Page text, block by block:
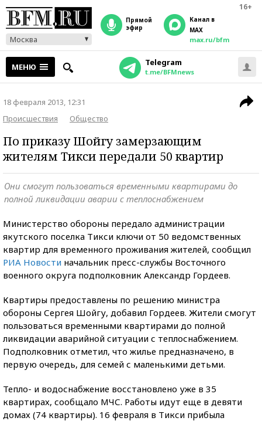
16+
Москва
прямой
эфир
Канал в
MAX
max.ru/bfm
МЕНЮ Telegram
t.me/BFMnews
18 февраля 2013, 12:31
Происшествия
Общество
По приказу Шойгу замерзающим
жителям Тикси передали 50 квартир
Они смогут пользоваться временными квартирами до
полной ликвидации аварии с теплоснабжением
Министерство обороны передало администрации
якутского поселка Тикси ключи от 50 ведомственных
квартир для временного проживания жителей, сообщил
РИА Новости начальник пресс-службы Восточного
военного округа подполковник Александр Гордеев.
Квартиры предоставлены по решению министра
обороны Сергея Шойгу, добавил Гордеев. Жители смогут
пользоваться временными квартирами до полной
ликвидации аварийной ситуации с теплоснабжением.
Подполковник отметил, что жилье предназначено, в
первую очередь, для семей с маленькими детьми.
Тепло- и водоснабжение восстановлено уже в 35
квартирах, сообщало МЧС. Работы идут еще в девяти
домах (74 квартиры). 16 февраля в Тикси прибыла